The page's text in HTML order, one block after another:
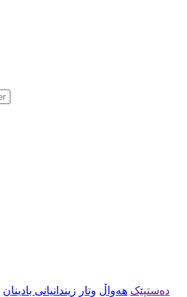
دەستپێک هەواڵ وتار زیندانیانی بادینان